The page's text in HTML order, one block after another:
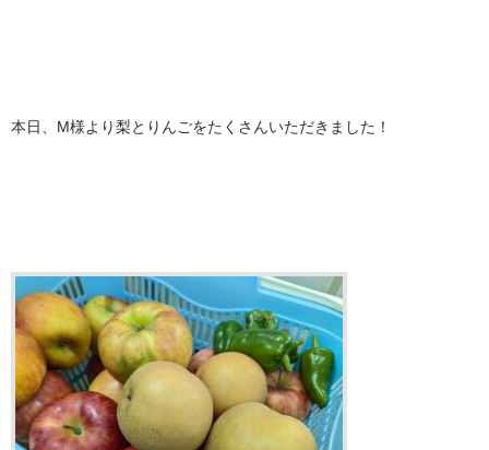
本日、M様より梨とりんごをたくさんいただきました！